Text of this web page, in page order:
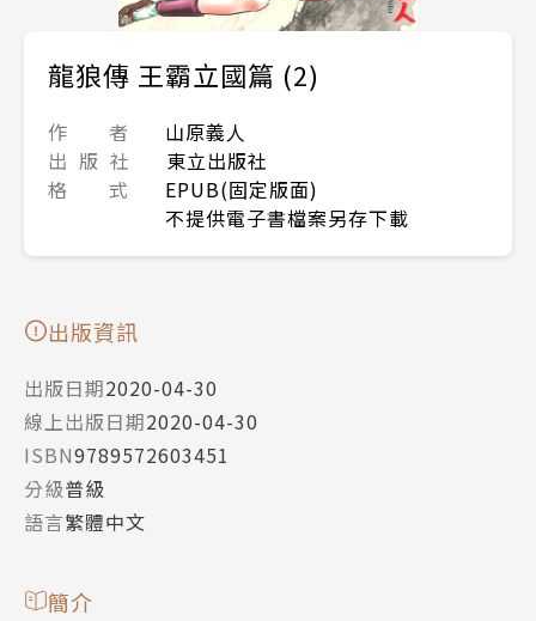
龍狼傳 王霸立國篇 (2)
作 者
山原義人
出 版 社
東立出版社
格 式
EPUB(固定版面)
不提供電子書檔案另存下載
出版資訊
出版日期2020-04-30
線上出版日期2020-04-30
ISBN9789572603451
分級普級
語言繁體中文
簡介